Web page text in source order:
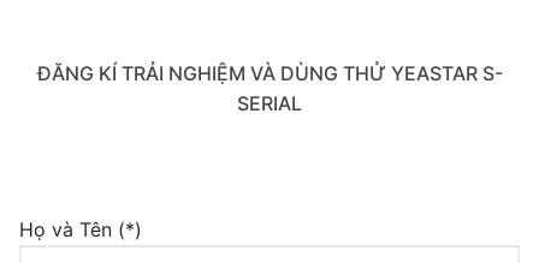
VOIP PBX FOR SME
Tổng đài VoIP Yeastar S412
ĐĂNG KÍ TRẢI NGHIỆM VÀ DÙNG THỬ YEASTAR S-
SERIAL
Họ và Tên (*)